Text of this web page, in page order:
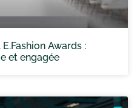
Awards :
et engagée